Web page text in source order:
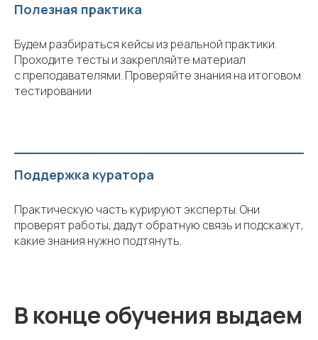
Полезная практика
Будем разбираться кейсы из реальной практики.
Проходите тесты и закрепляйте материал
с преподавателями. Проверяйте знания на итоговом
тестировании
Поддержка куратора
Практическую часть курируют эксперты. Они
проверят работы, дадут обратную связь и подскажут,
какие знания нужно подтянуть.
В конце обучения выдаем